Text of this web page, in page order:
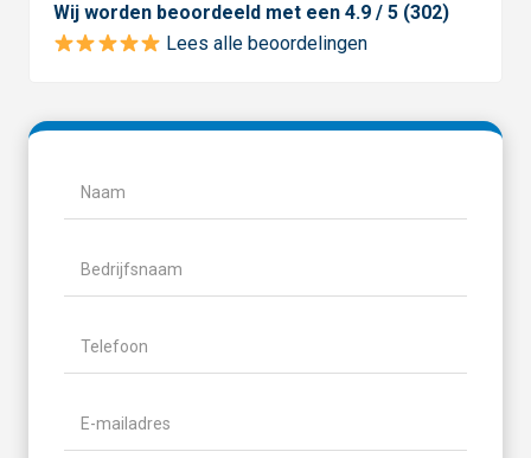
Wij worden beoordeeld met een 4.9 / 5 (302)
Lees alle beoordelingen
Naam
Bedrijfsnaam
Telefoon
mailadres(Vereist)